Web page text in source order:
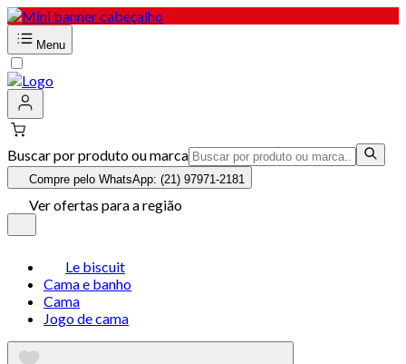
Menu
Buscar por produto ou marca
Compre pelo WhatsApp: (21) 97971-2181
Ver ofertas para a região
Le biscuit
Cama e banho
Cama
Jogo de cama